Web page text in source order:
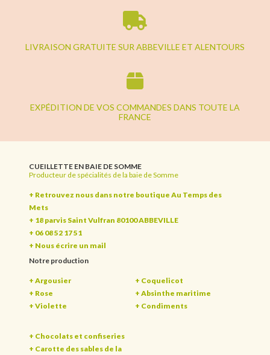
LIVRAISON GRATUITE SUR ABBEVILLE ET ALENTOURS
EXPÉDITION DE VOS COMMANDES DANS TOUTE LA
FRANCE
CUEILLETTE EN BAIE DE SOMME
Producteur de spécialités de la baie de Somme
+ Retrouvez nous dans notre boutique Au Temps des
Mets
+ 18 parvis Saint Vulfran 80100 ABBEVILLE
+ 06 08 52 17 51
+ Nous écrire un mail
Notre production
+ Argousier
+ Rose
+ Violette
+ Coquelicot
+ Absinthe maritime
+ Condiments
+ Chocolats et confiseries
+ Carotte des sables de la